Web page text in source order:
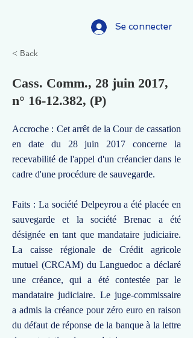
Se connecter
< Back
Cass. Comm., 28 juin 2017,
n° 16-12.382, (P)
Accroche : Cet arrêt de la Cour de cassation
en date du 28 juin 2017 concerne la
recevabilité de l'appel d'un créancier dans le
cadre d'une procédure de sauvegarde.
Faits : La société Delpeyrou a été placée en
sauvegarde et la société Brenac a été
désignée en tant que mandataire judiciaire.
La caisse régionale de Crédit agricole
mutuel (CRCAM) du Languedoc a déclaré
une créance, qui a été contestée par le
mandataire judiciaire. Le juge-commissaire
a admis la créance pour zéro euro en raison
du défaut de réponse de la banque à la lettre